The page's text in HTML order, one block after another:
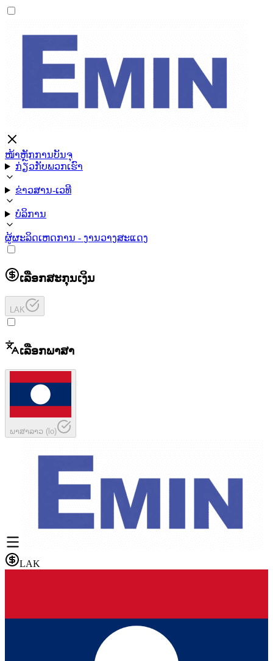
ໜ້າຫຼັກການບັນຈຸ
ກ່ຽວກັບພວກເຮົາ
ຂ່າວສານ-ເວທີ
ບໍລິການ
ຜູ້ຜະລິດເຫດການ - ງານວາງສະແດງ
ເລືອກສະກຸນເງິນ
LAK
ເລືອກພາສາ
ພາສາລາວ (lo)
LAK